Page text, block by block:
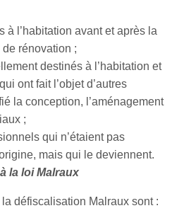
à l’habitation avant et après la
rénovation ;
destinés à l’habitation et
ont fait l’objet d’autres
la conception, l’aménagement
;
qui n’étaient pas
mais qui le deviennent.
la loi Malraux
défiscalisation Malraux sont :